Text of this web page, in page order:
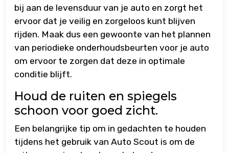
bij aan de levensduur van je auto en zorgt het
ervoor dat je veilig en zorgeloos kunt blijven
rijden. Maak dus een gewoonte van het plannen
van periodieke onderhoudsbeurten voor je auto
om ervoor te zorgen dat deze in optimale
conditie blijft.
Houd de ruiten en spiegels
schoon voor goed zicht.
Een belangrijke tip om in gedachten te houden
tijdens het gebruik van Auto Scout is om de